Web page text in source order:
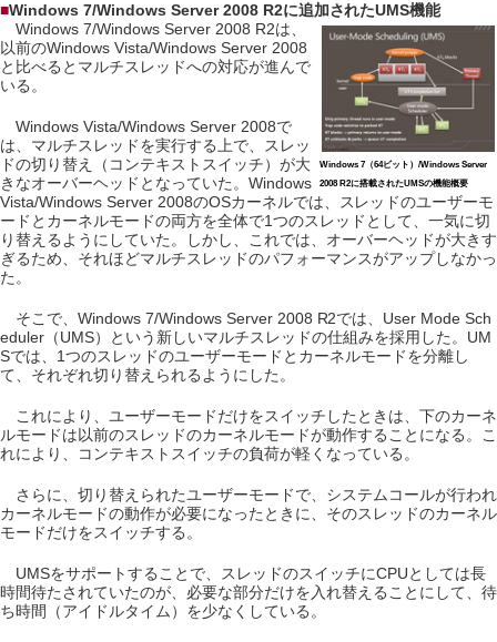
■Windows 7/Windows Server 2008 R2に追加されたUMS機能
Windows 7（64ビット）/Windows Server
2008 R2に搭載されたUMSの機能概要
Windows 7/Windows Server 2008 R2は、
以前のWindows Vista/Windows Server 2008
と比べるとマルチスレッドへの対応が進んで
いる。
Windows Vista/Windows Server 2008で
は、マルチスレッドを実行する上で、スレッ
ドの切り替え（コンテキストスイッチ）が大
きなオーバーヘッドとなっていた。Windows
Vista/Windows Server 2008のOSカーネルでは、スレッドのユーザーモ
ードとカーネルモードの両方を全体で1つのスレッドとして、一気に切
り替えるようにしていた。しかし、これでは、オーバーヘッドが大きす
ぎるため、それほどマルチスレッドのパフォーマンスがアップしなかっ
た。
そこで、Windows 7/Windows Server 2008 R2では、User Mode Sch
eduler（UMS）という新しいマルチスレッドの仕組みを採用した。UM
Sでは、1つのスレッドのユーザーモードとカーネルモードを分離し
て、それぞれ切り替えられるようにした。
これにより、ユーザーモードだけをスイッチしたときは、下のカーネ
ルモードは以前のスレッドのカーネルモードが動作することになる。こ
れにより、コンテキストスイッチの負荷が軽くなっている。
さらに、切り替えられたユーザーモードで、システムコールが行われ
カーネルモードの動作が必要になったときに、そのスレッドのカーネル
モードだけをスイッチする。
UMSをサポートすることで、スレッドのスイッチにCPUとしては長
時間待たされていたのが、必要な部分だけを入れ替えることにして、待
ち時間（アイドルタイム）を少なくしている。